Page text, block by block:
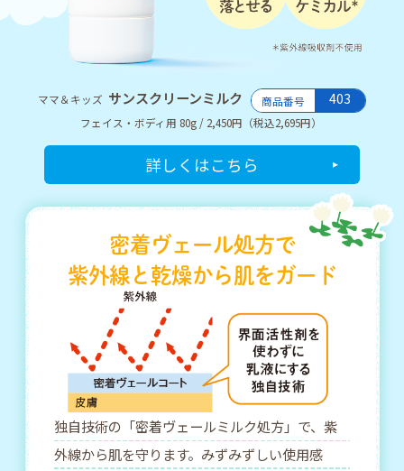
ママ＆キッズ サンスクリーンミルク 商品番号 403
フェイス・ボディ用 80g / 2,450円（税込2,695円）
詳しくはこちら
密着ヴェール処方で
紫外線と乾燥から肌をガード
独自技術の「密着ヴェールミルク処方」で、紫
外線から肌を守ります。みずみずしい使用感